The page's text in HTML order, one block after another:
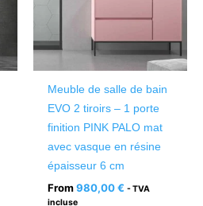
options
peuvent
Meuble de salle de bain
EVO 2 tiroirs – 1 porte
finition PINK PALO mat
avec vasque en résine
épaisseur 6 cm
From 980,00€ - TVA
incluse